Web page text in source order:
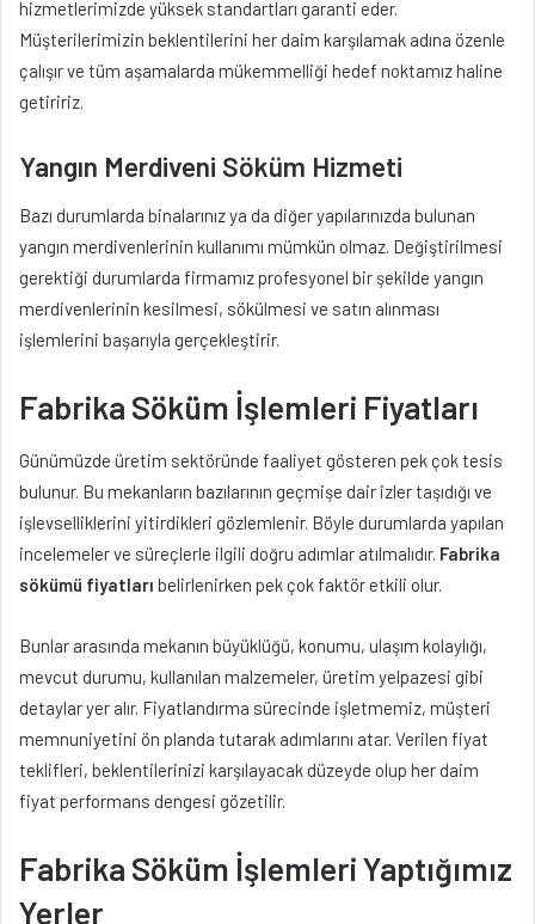
hizmetlerimizde yüksek standartları garanti eder.
Müşterilerimizin beklentilerini her daim karşılamak adına özenle
çalışır ve tüm aşamalarda mükemmelliği hedef noktamız haline
getiririz.
Yangın Merdiveni Söküm Hizmeti
Bazı durumlarda binalarınız ya da diğer yapılarınızda bulunan
yangın merdivenlerinin kullanımı mümkün olmaz. Değiştirilmesi
gerektiği durumlarda firmamız profesyonel bir şekilde yangın
merdivenlerinin kesilmesi, sökülmesi ve satın alınması
işlemlerini başarıyla gerçekleştirir.
Fabrika Söküm İşlemleri Fiyatları
Günümüzde üretim sektöründe faaliyet gösteren pek çok tesis
bulunur. Bu mekanların bazılarının geçmişe dair izler taşıdığı ve
işlevselliklerini yitirdikleri gözlemlenir. Böyle durumlarda yapılan
incelemeler ve süreçlerle ilgili doğru adımlar atılmalıdır. Fabrika
sökümü fiyatları belirlenirken pek çok faktör etkili olur.
Bunlar arasında mekanın büyüklüğü, konumu, ulaşım kolaylığı,
mevcut durumu, kullanılan malzemeler, üretim yelpazesi gibi
detaylar yer alır. Fiyatlandırma sürecinde işletmemiz, müşteri
memnuniyetini ön planda tutarak adımlarını atar. Verilen fiyat
teklifleri, beklentilerinizi karşılayacak düzeyde olup her daim
fiyat performans dengesi gözetilir.
Fabrika Söküm İşlemleri Yaptığımız
Yerler